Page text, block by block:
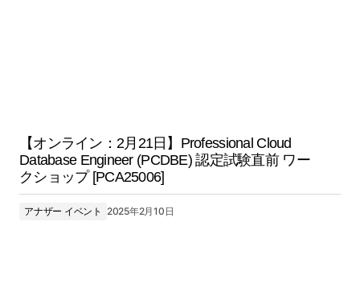
【オンライン：2月21日】Professional Cloud
Database Engineer (PCDBE) 認定試験直前 ワー
クショップ [PCA25006]
アナザー イベント 2025年2月10日